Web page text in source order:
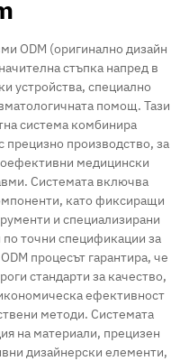
ODM (оригинално дизайн
стъпка напред в
устройства, специално
помощ. Тази
система комбинира
производство, за
медицински
Системата включва
като фиксиращи
и специализирани
точни спецификации за
процесът гарантира, че
стандарти за качество,
ефективност
методи. Системата
на материали, прецизен
дизайнерски елементи,